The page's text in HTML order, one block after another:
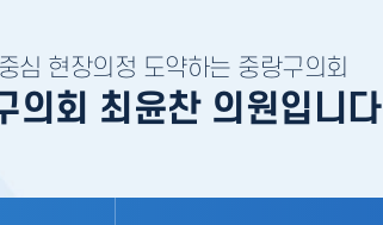
심 현장의정 도약하는 중랑구의회
의회 최윤찬 의원입니다